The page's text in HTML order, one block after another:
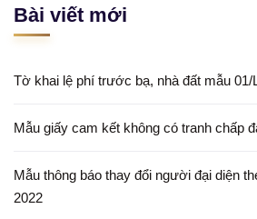
Bài viết mới
Tờ khai lệ phí trước bạ, nhà đất mẫu 01/
Mẫu giấy cam kết không có tranh chấp
Mẫu thông báo thay đổi người đại diện
2022